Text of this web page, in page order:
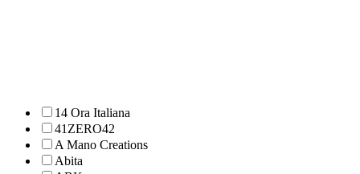
14 Ora Italiana
41ZERO42
A Mano Creations
Abita